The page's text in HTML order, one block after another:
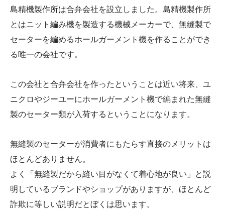
島精機製作所は合弁会社を設立しました。島精機製作所
とはニット編み機を製造する機械メーカーで、無縫製で
セーターを編めるホールガーメント機を作ることができ
る唯一の会社です。
この会社と合弁会社を作ったということは近い将来、ユ
ニクロやジーユーにホールガーメント機で編まれた無縫
製のセーター類が入荷するということになります。
無縫製のセーターが消費者にもたらす直接のメリットは
ほとんどありません。
よく「無縫製だから縫い目がなくて着心地が良い」と説
明しているブランドやショップがありますが、ほとんど
詐欺に等しい説明だとぼくは思います。